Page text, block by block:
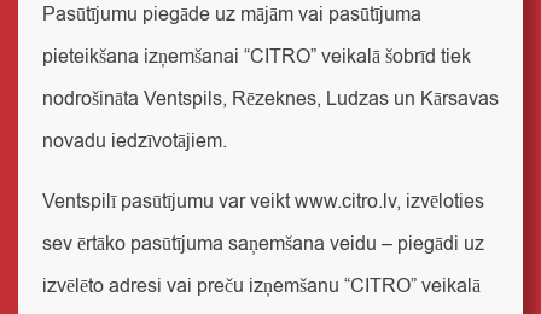
Pasūtījumu piegāde uz mājām vai pasūtījuma
pieteikšana izņemšanai “CITRO” veikalā šobrīd tiek
nodrošināta Ventspils, Rēzeknes, Ludzas un Kārsavas
novadu iedzīvotājiem.
Ventspilīpasūtījumu var veiktwww.citro.lv, izvēloties
sev ērtāko pasūtījuma saņemšana veidu – piegādi uz
izvēlēto adresi vai preču izņemšanu “CITRO” veikalā